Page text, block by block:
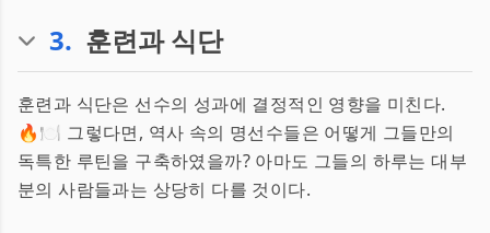
3. 훈련과 식단
훈련과 식단은 선수의 성과에 결정적인 영향을 미친다.
🔥🍽 그렇다면, 역사 속의 명선수들은 어떻게 그들만의
독특한 루틴을 구축하였을까? 아마도 그들의 하루는 대부
분의 사람들과는 상당히 다를 것이다.